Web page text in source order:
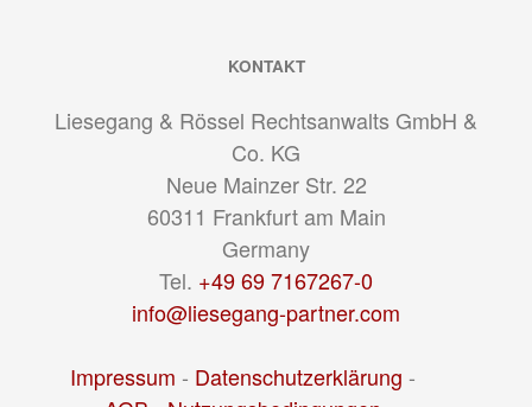
KONTAKT
Liesegang & Rössel Rechtsanwalts GmbH &
Co. KG
Neue Mainzer Str. 22
60311 Frankfurt am Main
Germany
Tel. +49 69 7167267-0
info@liesegang-partner.com
Impressum - Datenschutzerklärung -